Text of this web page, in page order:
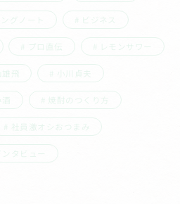
グノート ビジネス
プロ直伝 レモンサワー
雄飛 小川貞夫
焼酎のつくり方
社員激オシおつまみ
タビュー